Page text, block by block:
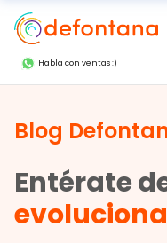
Habla con ventas :)
Blog
Entérate